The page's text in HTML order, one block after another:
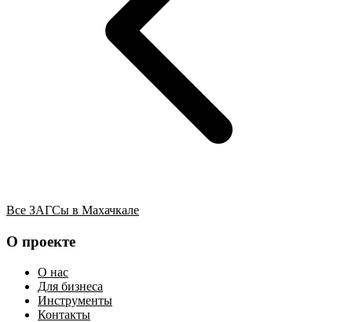
Все ЗАГСы в Махачкале
О проекте
О нас
Для бизнеса
Инструменты
Контакты